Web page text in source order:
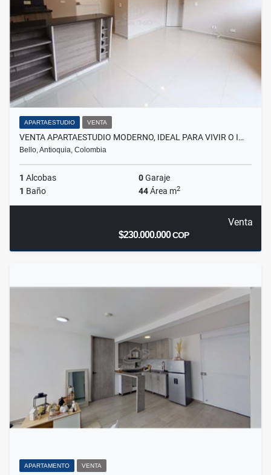
APARTAESTUDIO VENTA
VENTA APARTAESTUDIO MODERNO, IDEAL PARA VIVIR O I…
Bello, Antioquia, Colombia
1 Alcobas 0Garaje
1 Baño 44Área m2
Venta
$230.000.000COP
APARTAMENTO VENTA